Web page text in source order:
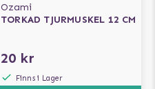
Ozami
TORKAD TJURMUSKEL 12 CM
20 kr
Finns i Lager